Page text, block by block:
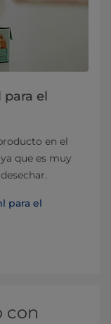
para el
en el
que es muy
para el
con